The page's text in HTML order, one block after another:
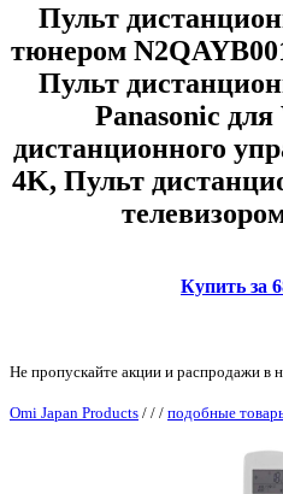
Пульт
тюнером
Пульт
Panasonic
дистанционного
4K, Пульт
Купить за
Не пропускайте акции и распродажи в
Omi Japan Products / / / подобные